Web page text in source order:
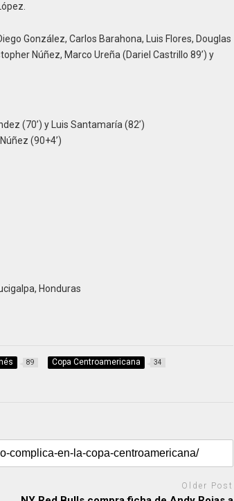
González, Carlos Barahona, Luis Flores, Douglas
Núñez, Marco Ureña (Dariel Castrillo 89’) y
(70’) y Luis Santamaría (82’)
(90+4’)
Honduras
89 Copa Centroamericana 34
Older Post